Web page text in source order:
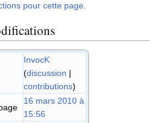
pour cette page.
InvocK
(discussion |
contributions)
16 mars 2010 à
15:56